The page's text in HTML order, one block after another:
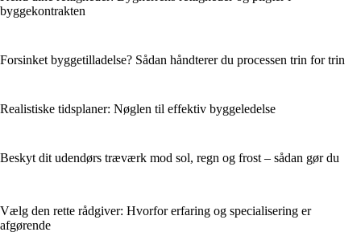
byggekontrakten
Forsinket byggetilladelse? Sådan håndterer du processen trin for trin
Realistiske tidsplaner: Nøglen til effektiv byggeledelse
Beskyt dit udendørs træværk mod sol, regn og frost – sådan gør du
Vælg den rette rådgiver: Hvorfor erfaring og specialisering er
afgørende